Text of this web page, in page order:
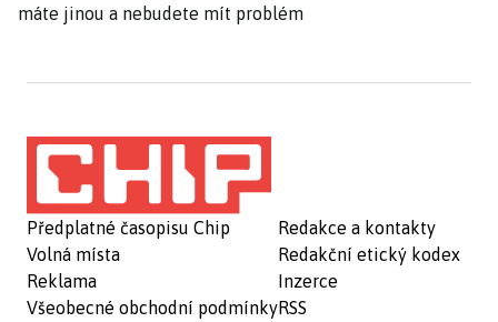
máte jinou a nebudete mít problém
Předplatné časopisu Chip
Volná místa
Reklama
Všeobecné obchodní podmínky
Redakce a kontakty
Redakční etický kodex
Inzerce
RSS